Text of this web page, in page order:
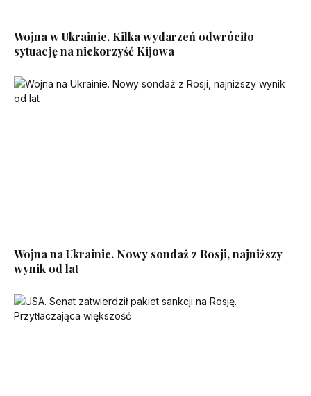
Wojna w Ukrainie. Kilka wydarzeń odwróciło
sytuację na niekorzyść Kijowa
Wojna na Ukrainie. Nowy sondaż z Rosji, najniższy
wynik od lat